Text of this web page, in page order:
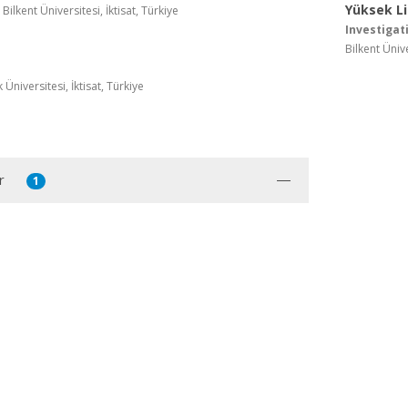
Üniversitesi, İktisat, Türkiye
Üniversitesi, İktisat, Türkiye
Yüksek
Bilkent
1